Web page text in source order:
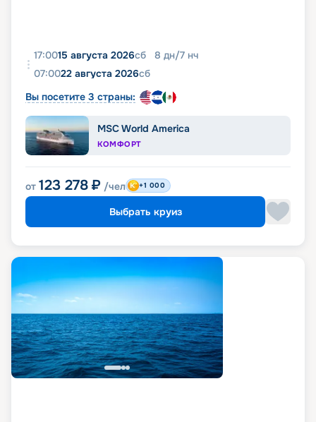
17:0015 августа 2026сб 8 дн/7 нч
07:0022 августа 2026сб
Вы посетите 3 страны:
MSC World America
КОМФОРТ
от 123 278 ₽ /чел +1 000
Выбрать круиз